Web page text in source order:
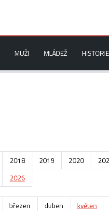
MUŽI MLÁDEŽ HISTORIE
2018 2019 2020
2026
březen duben květen